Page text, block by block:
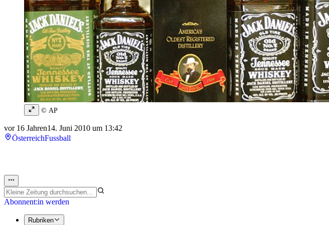
© AP
vor 16 Jahren14. Juni 2010 um 13:42
ÖsterreichFussball
Abonnent:in werden
Rubriken